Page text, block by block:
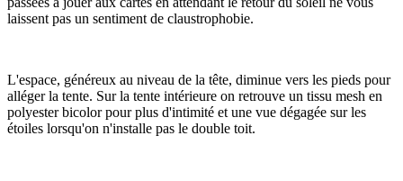
laissent pas un sentiment de claustrophobie.
L'espace, généreux au niveau de la tête, diminue vers les pieds pour
alléger la tente. Sur la tente intérieure on retrouve un tissu mesh en
polyester bicolor pour plus d'intimité et une vue dégagée sur les
étoiles lorsqu'on n'installe pas le double toit.